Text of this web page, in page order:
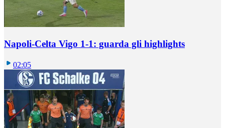
Napoli-Celta Vigo 1-1: guarda gli highlights
02:05